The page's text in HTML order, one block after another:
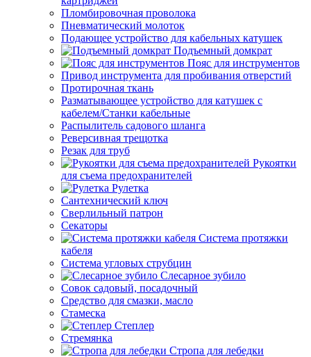
Пломбировочная проволока
Пневматический молоток
Подающее устройство для кабельных катушек
Подъемный домкрат
Пояс для инструментов
Привод инструмента для пробивания отверстий
Протирочная ткань
Разматывающее устройство для катушек с
кабелем/Станки кабельные
Распылитель садового шланга
Реверсивная трещотка
Резак для труб
Рукоятки
для съема предохранителей
Рулетка
Сантехнический ключ
Сверлильный патрон
Секаторы
Система протяжки
кабеля
Система угловых струбцин
Слесарное зубило
Совок садовый, посадочный
Средство для смазки, масло
Стамеска
Степлер
Стремянка
Стропа для лебедки